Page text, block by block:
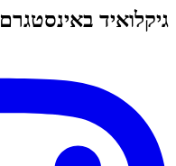
גיקלואיד באינסטגרם